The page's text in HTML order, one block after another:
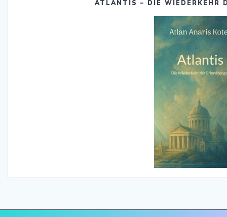
ATLANTIS – DIE WIEDERKEHR